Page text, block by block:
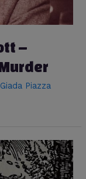
–
Giada Piazza